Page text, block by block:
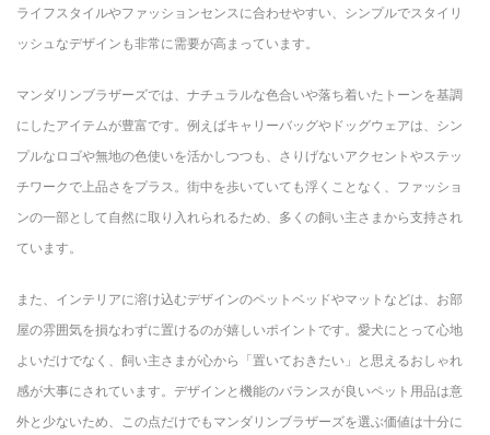
ライフスタイルやファッションセンスに合わせやすい、シンプルでスタイリ
ッシュなデザインも非常に需要が高まっています。
マンダリンブラザーズでは、ナチュラルな色合いや落ち着いたトーンを基調
にしたアイテムが豊富です。例えばキャリーバッグやドッグウェアは、シン
プルなロゴや無地の色使いを活かしつつも、さりげないアクセントやステッ
チワークで上品さをプラス。街中を歩いていても浮くことなく、ファッショ
ンの一部として自然に取り入れられるため、多くの飼い主さまから支持され
ています。
また、インテリアに溶け込むデザインのペットベッドやマットなどは、お部
屋の雰囲気を損なわずに置けるのが嬉しいポイントです。愛犬にとって心地
よいだけでなく、飼い主さまが心から「置いておきたい」と思えるおしゃれ
感が大事にされています。デザインと機能のバランスが良いペット用品は意
外と少ないため、この点だけでもマンダリンブラザーズを選ぶ価値は十分に